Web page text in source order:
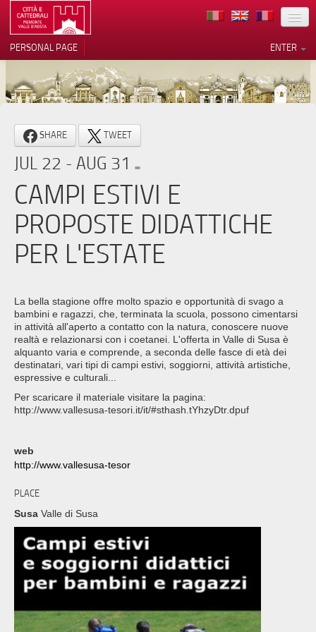
LOCATION
ARCHITECTURE
MUSEUMS
ITINERARIES
EVENTS
CONTACTS
PRESS
ENTER
PERSONAL PAGE
SHARE TWEET
JUL 22 - AUG 31
CAMPI ESTIVI E
PROPOSTE DIDATTICHE
PER L'ESTATE
La bella stagione offre molto spazio e opportunità di svago a
bambini e ragazzi, che, terminata la scuola, possono cimentarsi
in attività all'aperto a contatto con la natura, conoscere nuove
realtà e relazionarsi con i coetanei. L'offerta in Valle di Susa è
alquanto varia e comprende, a seconda delle fasce di età dei
destinatari, vari tipi di campi estivi, soggiorni, attività artistiche,
espressive e culturali...
Per scaricare il materiale visitare la pagina:
http://www.vallesusa-tesori.it/it/#sthash.tYhzyDtr.dpuf
web
http://www.vallesusa-tesor
PLACE
Susa Valle di Susa
Notice at collection
Your Privacy Choices